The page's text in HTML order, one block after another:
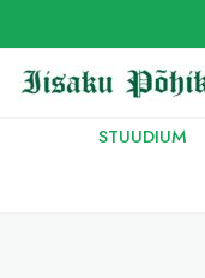
Skip
to
STUUDIUM